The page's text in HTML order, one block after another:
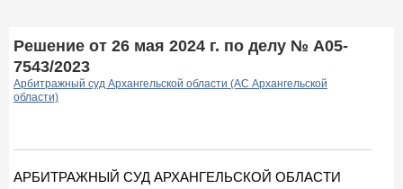
Решение от 26 мая 2024 г. по делу № А05-
7543/2023
Арбитражный суд Архангельской области (АС Архангельской
области)
АРБИТРАЖНЫЙ СУД АРХАНГЕЛЬСКОЙ ОБЛАСТИ